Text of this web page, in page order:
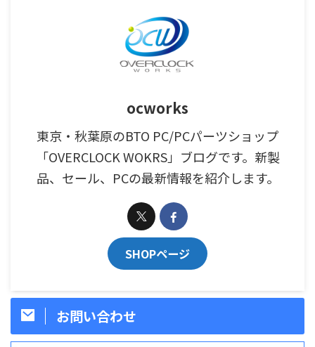
ocworks
東京・秋葉原のBTO PC/PCパーツショップ
「OVERCLOCK WOKRS」ブログです。新製
品、セール、PCの最新情報を紹介します。
SHOPページ
お問い合わせ